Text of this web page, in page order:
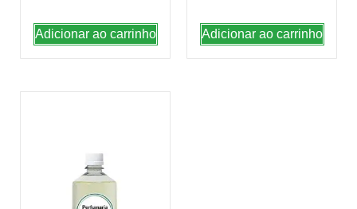
Adicionar ao carrinho Adicionar ao carrinho